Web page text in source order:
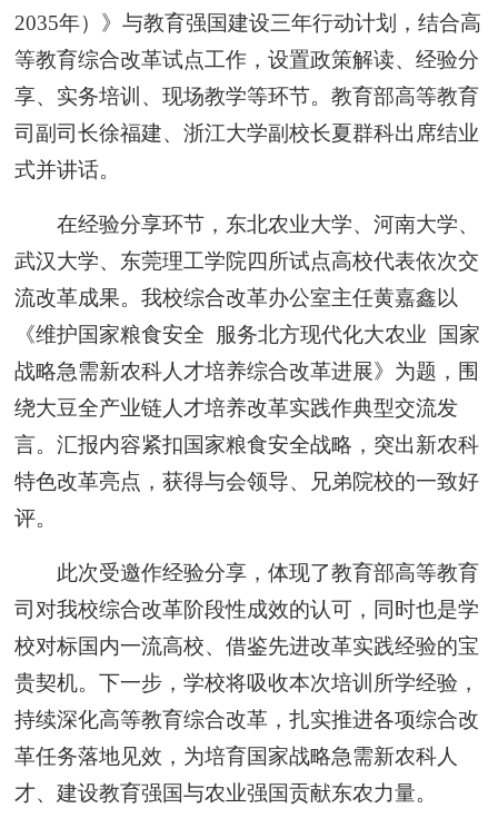
2035年）》与教育强国建设三年行动计划，结合高
等教育综合改革试点工作，设置政策解读、经验分
享、实务培训、现场教学等环节。教育部高等教育
司副司长徐福建、浙江大学副校长夏群科出席结业
式并讲话。
在经验分享环节，东北农业大学、河南大学、
武汉大学、东莞理工学院四所试点高校代表依次交
流改革成果。我校综合改革办公室主任黄嘉鑫以
《维护国家粮食安全 服务北方现代化大农业 国家
战略急需新农科人才培养综合改革进展》为题，围
绕大豆全产业链人才培养改革实践作典型交流发
言。汇报内容紧扣国家粮食安全战略，突出新农科
特色改革亮点，获得与会领导、兄弟院校的一致好
评。
此次受邀作经验分享，体现了教育部高等教育
司对我校综合改革阶段性成效的认可，同时也是学
校对标国内一流高校、借鉴先进改革实践经验的宝
贵契机。下一步，学校将吸收本次培训所学经验，
持续深化高等教育综合改革，扎实推进各项综合改
革任务落地见效，为培育国家战略急需新农科人
才、建设教育强国与农业强国贡献东农力量。